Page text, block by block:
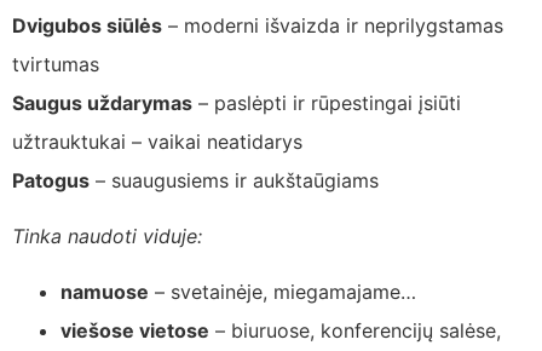
Dvigubos siūlės – moderni išvaizda ir neprilygstamas
tvirtumas
Saugus uždarymas – paslėpti ir rūpestingai įsiūti
užtrauktukai – vaikai neatidarys
Patogus – suaugusiems ir aukštaūgiams
Tinka naudoti viduje:
namuose – svetainėje, miegamajame…
viešose vietose – biuruose, konferencijų salėse,